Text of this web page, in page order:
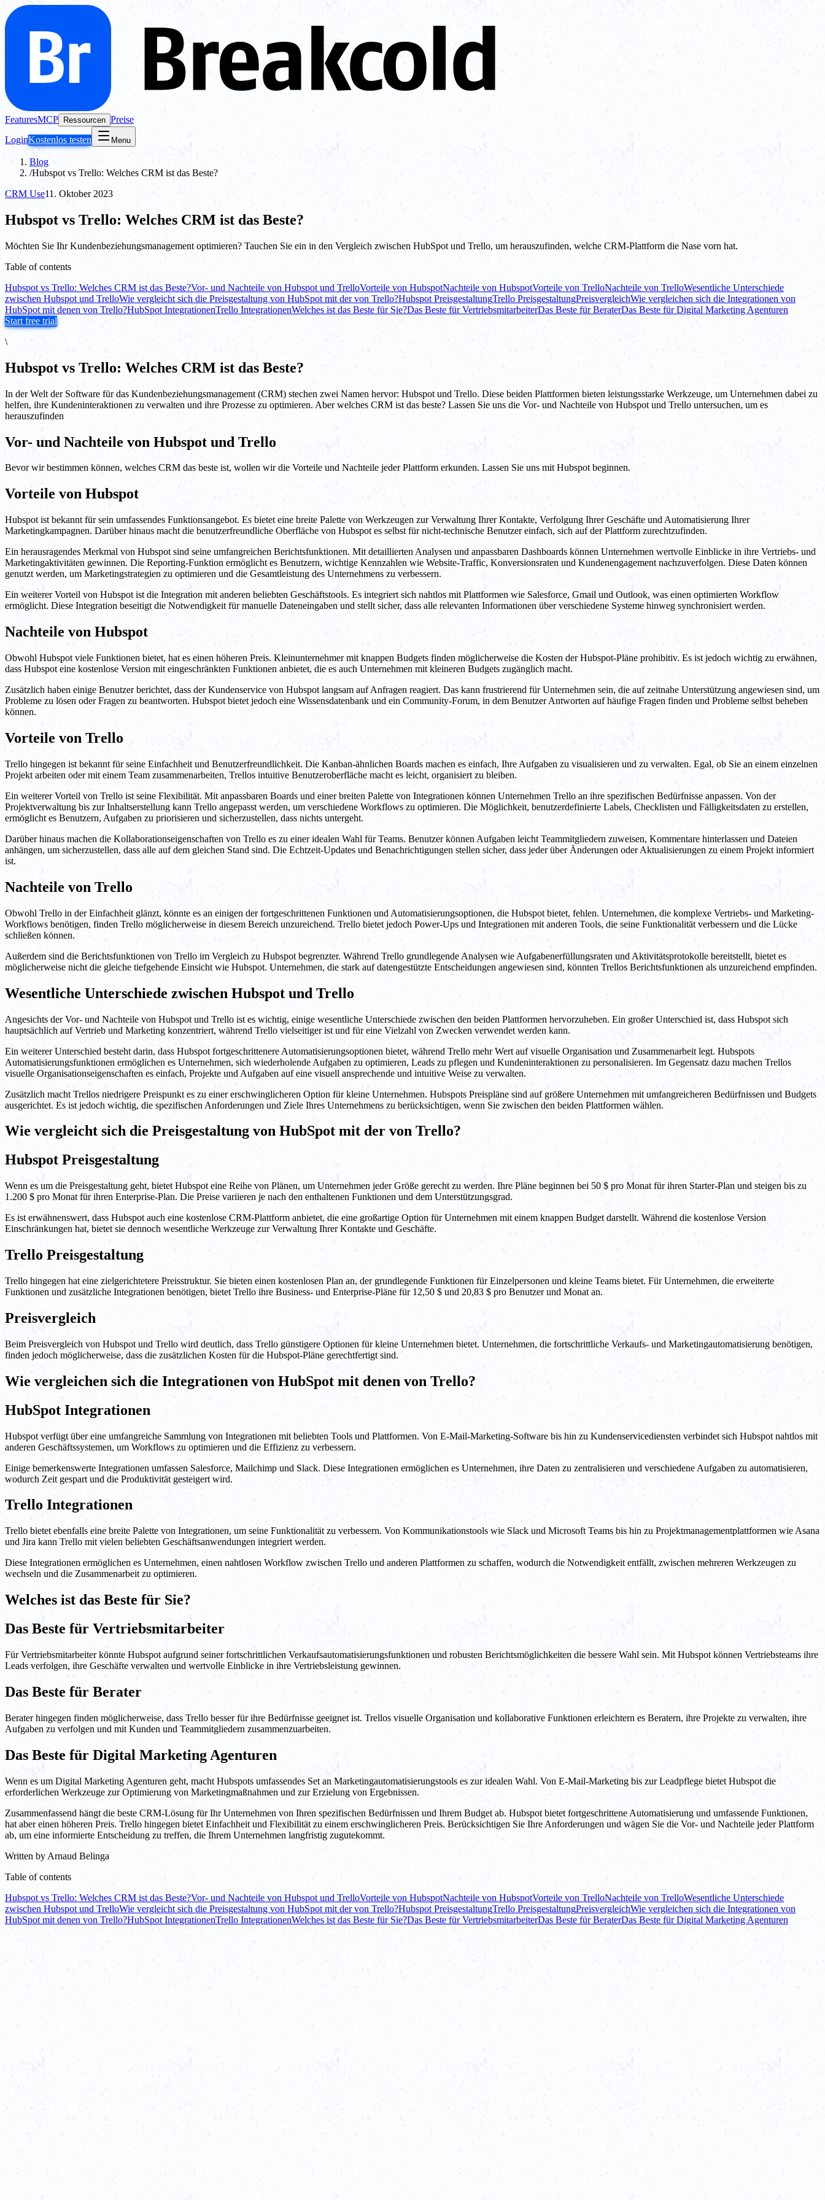
FeaturesMCP Ressourcen Preise
LoginKostenlos testen Menu
Blog
/Hubspot vs Trello: Welches CRM ist das Beste?
CRM Use11. Oktober 2023
Hubspot vs Trello: Welches CRM ist das Beste?
Möchten Sie Ihr Kundenbeziehungsmanagement optimieren? Tauchen Sie ein in den Vergleich zwischen HubSpot und Trello, um herauszufinden, welche CRM-Plattform die Nase vorn hat.
Table of contents
Hubspot vs Trello: Welches CRM ist das Beste?Vor- und Nachteile von Hubspot und TrelloVorteile von HubspotNachteile von HubspotVorteile von TrelloNachteile von TrelloWesentliche Unterschiede
zwischen Hubspot und TrelloWie vergleicht sich die Preisgestaltung von HubSpot mit der von Trello?Hubspot PreisgestaltungTrello PreisgestaltungPreisvergleichWie vergleichen sich die Integrationen von
HubSpot mit denen von Trello?HubSpot IntegrationenTrello IntegrationenWelches ist das Beste für Sie?Das Beste für VertriebsmitarbeiterDas Beste für BeraterDas Beste für Digital Marketing Agenturen
Start free trial
\
Hubspot vs Trello: Welches CRM ist das Beste?
In der Welt der Software für das Kundenbeziehungsmanagement (CRM) stechen zwei Namen hervor: Hubspot und Trello. Diese beiden Plattformen bieten leistungsstarke Werkzeuge, um Unternehmen dabei zu
helfen, ihre Kundeninteraktionen zu verwalten und ihre Prozesse zu optimieren. Aber welches CRM ist das beste? Lassen Sie uns die Vor- und Nachteile von Hubspot und Trello untersuchen, um es
herauszufinden
Vor- und Nachteile von Hubspot und Trello
Bevor wir bestimmen können, welches CRM das beste ist, wollen wir die Vorteile und Nachteile jeder Plattform erkunden. Lassen Sie uns mit Hubspot beginnen.
Vorteile von Hubspot
Hubspot ist bekannt für sein umfassendes Funktionsangebot. Es bietet eine breite Palette von Werkzeugen zur Verwaltung Ihrer Kontakte, Verfolgung Ihrer Geschäfte und Automatisierung Ihrer
Marketingkampagnen. Darüber hinaus macht die benutzerfreundliche Oberfläche von Hubspot es selbst für nicht-technische Benutzer einfach, sich auf der Plattform zurechtzufinden.
Ein herausragendes Merkmal von Hubspot sind seine umfangreichen Berichtsfunktionen. Mit detaillierten Analysen und anpassbaren Dashboards können Unternehmen wertvolle Einblicke in ihre Vertriebs- und
Marketingaktivitäten gewinnen. Die Reporting-Funktion ermöglicht es Benutzern, wichtige Kennzahlen wie Website-Traffic, Konversionsraten und Kundenengagement nachzuverfolgen. Diese Daten können
genutzt werden, um Marketingstrategien zu optimieren und die Gesamtleistung des Unternehmens zu verbessern.
Ein weiterer Vorteil von Hubspot ist die Integration mit anderen beliebten Geschäftstools. Es integriert sich nahtlos mit Plattformen wie Salesforce, Gmail und Outlook, was einen optimierten Workflow
ermöglicht. Diese Integration beseitigt die Notwendigkeit für manuelle Dateneingaben und stellt sicher, dass alle relevanten Informationen über verschiedene Systeme hinweg synchronisiert werden.
Nachteile von Hubspot
Obwohl Hubspot viele Funktionen bietet, hat es einen höheren Preis. Kleinunternehmer mit knappen Budgets finden möglicherweise die Kosten der Hubspot-Pläne prohibitiv. Es ist jedoch wichtig zu erwähnen,
dass Hubspot eine kostenlose Version mit eingeschränkten Funktionen anbietet, die es auch Unternehmen mit kleineren Budgets zugänglich macht.
Zusätzlich haben einige Benutzer berichtet, dass der Kundenservice von Hubspot langsam auf Anfragen reagiert. Das kann frustrierend für Unternehmen sein, die auf zeitnahe Unterstützung angewiesen sind, um
Probleme zu lösen oder Fragen zu beantworten. Hubspot bietet jedoch eine Wissensdatenbank und ein Community-Forum, in dem Benutzer Antworten auf häufige Fragen finden und Probleme selbst beheben
können.
Vorteile von Trello
Trello hingegen ist bekannt für seine Einfachheit und Benutzerfreundlichkeit. Die Kanban-ähnlichen Boards machen es einfach, Ihre Aufgaben zu visualisieren und zu verwalten. Egal, ob Sie an einem einzelnen
Projekt arbeiten oder mit einem Team zusammenarbeiten, Trellos intuitive Benutzeroberfläche macht es leicht, organisiert zu bleiben.
Ein weiterer Vorteil von Trello ist seine Flexibilität. Mit anpassbaren Boards und einer breiten Palette von Integrationen können Unternehmen Trello an ihre spezifischen Bedürfnisse anpassen. Von der
Projektverwaltung bis zur Inhaltserstellung kann Trello angepasst werden, um verschiedene Workflows zu optimieren. Die Möglichkeit, benutzerdefinierte Labels, Checklisten und Fälligkeitsdaten zu erstellen,
ermöglicht es Benutzern, Aufgaben zu priorisieren und sicherzustellen, dass nichts untergeht.
Darüber hinaus machen die Kollaborationseigenschaften von Trello es zu einer idealen Wahl für Teams. Benutzer können Aufgaben leicht Teammitgliedern zuweisen, Kommentare hinterlassen und Dateien
anhängen, um sicherzustellen, dass alle auf dem gleichen Stand sind. Die Echtzeit-Updates und Benachrichtigungen stellen sicher, dass jeder über Änderungen oder Aktualisierungen zu einem Projekt informiert
ist.
Nachteile von Trello
Obwohl Trello in der Einfachheit glänzt, könnte es an einigen der fortgeschrittenen Funktionen und Automatisierungsoptionen, die Hubspot bietet, fehlen. Unternehmen, die komplexe Vertriebs- und Marketing-
Workflows benötigen, finden Trello möglicherweise in diesem Bereich unzureichend. Trello bietet jedoch Power-Ups und Integrationen mit anderen Tools, die seine Funktionalität verbessern und die Lücke
schließen können.
Außerdem sind die Berichtsfunktionen von Trello im Vergleich zu Hubspot begrenzter. Während Trello grundlegende Analysen wie Aufgabenerfüllungsraten und Aktivitätsprotokolle bereitstellt, bietet es
möglicherweise nicht die gleiche tiefgehende Einsicht wie Hubspot. Unternehmen, die stark auf datengestützte Entscheidungen angewiesen sind, könnten Trellos Berichtsfunktionen als unzureichend empfinden.
Wesentliche Unterschiede zwischen Hubspot und Trello
Angesichts der Vor- und Nachteile von Hubspot und Trello ist es wichtig, einige wesentliche Unterschiede zwischen den beiden Plattformen hervorzuheben. Ein großer Unterschied ist, dass Hubspot sich
hauptsächlich auf Vertrieb und Marketing konzentriert, während Trello vielseitiger ist und für eine Vielzahl von Zwecken verwendet werden kann.
Ein weiterer Unterschied besteht darin, dass Hubspot fortgeschrittenere Automatisierungsoptionen bietet, während Trello mehr Wert auf visuelle Organisation und Zusammenarbeit legt. Hubspots
Automatisierungsfunktionen ermöglichen es Unternehmen, sich wiederholende Aufgaben zu optimieren, Leads zu pflegen und Kundeninteraktionen zu personalisieren. Im Gegensatz dazu machen Trellos
visuelle Organisationseigenschaften es einfach, Projekte und Aufgaben auf eine visuell ansprechende und intuitive Weise zu verwalten.
Zusätzlich macht Trellos niedrigere Preispunkt es zu einer erschwinglicheren Option für kleine Unternehmen. Hubspots Preispläne sind auf größere Unternehmen mit umfangreicheren Bedürfnissen und Budgets
ausgerichtet. Es ist jedoch wichtig, die spezifischen Anforderungen und Ziele Ihres Unternehmens zu berücksichtigen, wenn Sie zwischen den beiden Plattformen wählen.
Wie vergleicht sich die Preisgestaltung von HubSpot mit der von Trello?
Hubspot Preisgestaltung
Wenn es um die Preisgestaltung geht, bietet Hubspot eine Reihe von Plänen, um Unternehmen jeder Größe gerecht zu werden. Ihre Pläne beginnen bei 50 $ pro Monat für ihren Starter-Plan und steigen bis zu
1.200 $ pro Monat für ihren Enterprise-Plan. Die Preise variieren je nach den enthaltenen Funktionen und dem Unterstützungsgrad.
Es ist erwähnenswert, dass Hubspot auch eine kostenlose CRM-Plattform anbietet, die eine großartige Option für Unternehmen mit einem knappen Budget darstellt. Während die kostenlose Version
Einschränkungen hat, bietet sie dennoch wesentliche Werkzeuge zur Verwaltung Ihrer Kontakte und Geschäfte.
Trello Preisgestaltung
Trello hingegen hat eine zielgerichtetere Preisstruktur. Sie bieten einen kostenlosen Plan an, der grundlegende Funktionen für Einzelpersonen und kleine Teams bietet. Für Unternehmen, die erweiterte
Funktionen und zusätzliche Integrationen benötigen, bietet Trello ihre Business- und Enterprise-Pläne für 12,50 $ und 20,83 $ pro Benutzer und Monat an.
Preisvergleich
Beim Preisvergleich von Hubspot und Trello wird deutlich, dass Trello günstigere Optionen für kleine Unternehmen bietet. Unternehmen, die fortschrittliche Verkaufs- und Marketingautomatisierung benötigen,
finden jedoch möglicherweise, dass die zusätzlichen Kosten für die Hubspot-Pläne gerechtfertigt sind.
Wie vergleichen sich die Integrationen von HubSpot mit denen von Trello?
HubSpot Integrationen
Hubspot verfügt über eine umfangreiche Sammlung von Integrationen mit beliebten Tools und Plattformen. Von E-Mail-Marketing-Software bis hin zu Kundenservicediensten verbindet sich Hubspot nahtlos mit
anderen Geschäftssystemen, um Workflows zu optimieren und die Effizienz zu verbessern.
Einige bemerkenswerte Integrationen umfassen Salesforce, Mailchimp und Slack. Diese Integrationen ermöglichen es Unternehmen, ihre Daten zu zentralisieren und verschiedene Aufgaben zu automatisieren,
wodurch Zeit gespart und die Produktivität gesteigert wird.
Trello Integrationen
Trello bietet ebenfalls eine breite Palette von Integrationen, um seine Funktionalität zu verbessern. Von Kommunikationstools wie Slack und Microsoft Teams bis hin zu Projektmanagementplattformen wie Asana
und Jira kann Trello mit vielen beliebten Geschäftsanwendungen integriert werden.
Diese Integrationen ermöglichen es Unternehmen, einen nahtlosen Workflow zwischen Trello und anderen Plattformen zu schaffen, wodurch die Notwendigkeit entfällt, zwischen mehreren Werkzeugen zu
wechseln und die Zusammenarbeit zu optimieren.
Welches ist das Beste für Sie?
Das Beste für Vertriebsmitarbeiter
Für Vertriebsmitarbeiter könnte Hubspot aufgrund seiner fortschrittlichen Verkaufsautomatisierungsfunktionen und robusten Berichtsmöglichkeiten die bessere Wahl sein. Mit Hubspot können Vertriebsteams ihre
Leads verfolgen, ihre Geschäfte verwalten und wertvolle Einblicke in ihre Vertriebsleistung gewinnen.
Das Beste für Berater
Berater hingegen finden möglicherweise, dass Trello besser für ihre Bedürfnisse geeignet ist. Trellos visuelle Organisation und kollaborative Funktionen erleichtern es Beratern, ihre Projekte zu verwalten, ihre
Aufgaben zu verfolgen und mit Kunden und Teammitgliedern zusammenzuarbeiten.
Das Beste für Digital Marketing Agenturen
Wenn es um Digital Marketing Agenturen geht, macht Hubspots umfassendes Set an Marketingautomatisierungstools es zur idealen Wahl. Von E-Mail-Marketing bis zur Leadpflege bietet Hubspot die
erforderlichen Werkzeuge zur Optimierung von Marketingmaßnahmen und zur Erzielung von Ergebnissen.
Zusammenfassend hängt die beste CRM-Lösung für Ihr Unternehmen von Ihren spezifischen Bedürfnissen und Ihrem Budget ab. Hubspot bietet fortgeschrittene Automatisierung und umfassende Funktionen,
hat aber einen höheren Preis. Trello hingegen bietet Einfachheit und Flexibilität zu einem erschwinglicheren Preis. Berücksichtigen Sie Ihre Anforderungen und wägen Sie die Vor- und Nachteile jeder Plattform
ab, um eine informierte Entscheidung zu treffen, die Ihrem Unternehmen langfristig zugutekommt.
Written by Arnaud Belinga
Table of contents
Hubspot vs Trello: Welches CRM ist das Beste?Vor- und Nachteile von Hubspot und TrelloVorteile von HubspotNachteile von HubspotVorteile von TrelloNachteile von TrelloWesentliche Unterschiede
zwischen Hubspot und TrelloWie vergleicht sich die Preisgestaltung von HubSpot mit der von Trello?Hubspot PreisgestaltungTrello PreisgestaltungPreisvergleichWie vergleichen sich die Integrationen von
HubSpot mit denen von Trello?HubSpot IntegrationenTrello IntegrationenWelches ist das Beste für Sie?Das Beste für VertriebsmitarbeiterDas Beste für BeraterDas Beste für Digital Marketing Agenturen